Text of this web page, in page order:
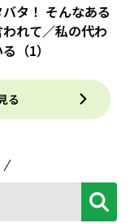
タ！ そんなある
れて／私の代わ
（1）
る